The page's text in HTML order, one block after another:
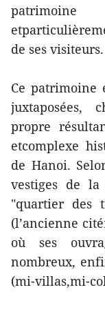
patrimoine
de ses visiteurs.
Ce patrimoine
juxtaposées,
propre
etcomplexe
de Hanoi.
vestiges de
"quartier des
(l’ancienne
où ses
nombreux,
(mi-villas,mi-